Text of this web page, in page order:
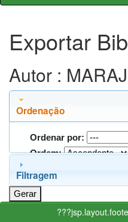
Exportar
Autor :
Ordenação
Ordenar por:
Ordem:
Filtragem